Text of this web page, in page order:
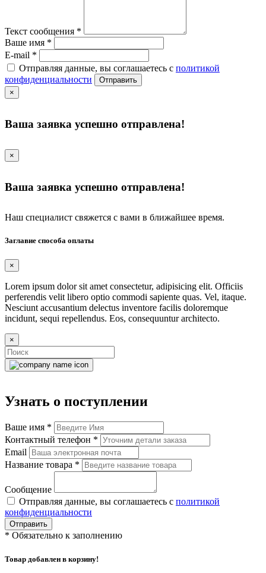
Текст сообщения *
Ваше имя *
E-mail *
Отправляя данные, вы соглашаетесь с политикой
конфиденциальности
Отправить
×
Ваша заявка успешно отправлена!
×
Ваша заявка успешно отправлена!
Наш специалист свяжется с вами в ближайшее время.
Заглавие способа оплаты
×
Lorem ipsum dolor sit amet consectetur, adipisicing elit. Officiis
perferendis velit libero optio commodi sapiente quas. Vel, itaque.
Nesciunt accusantium delectus inventore facilis doloremque
incidunt, sequi repellendus. Eos, consequuntur architecto.
×
Узнать о поступлении
Ваше имя *
Контактный телефон *
Email
Название товара *
Сообщение
Отправляя данные, вы соглашаетесь с политикой
конфиденциальности
Отправить
* Обязательно к заполнению
Товар добавлен в корзину!